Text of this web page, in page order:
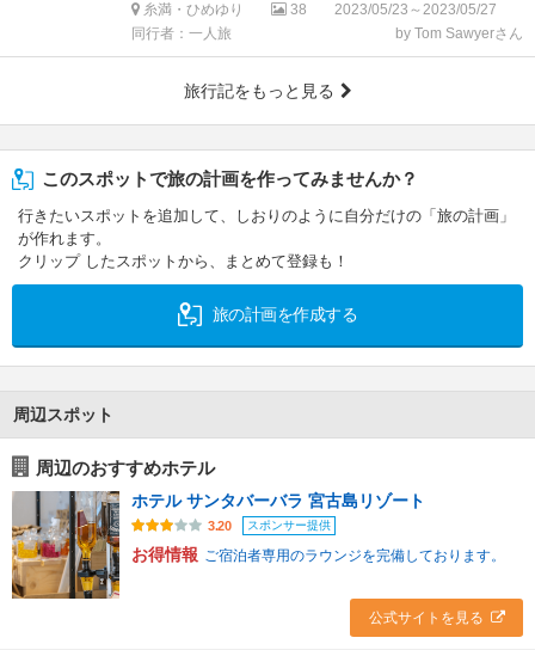
糸満・ひめゆり 38
2023/05/23～2023/05/27
同行者：一人旅
by Tom Sawyerさん
旅行記をもっと見る
このスポットで旅の計画を作ってみませんか？
行きたいスポットを追加して、しおりのように自分だけの「旅の計画」
が作れます。
クリップ したスポットから、まとめて登録も！
旅の計画を作成する
周辺スポット
周辺のおすすめホテル
ホテル サンタバーバラ 宮古島リゾート
3.20 スポンサー提供
お得情報 ご宿泊者専用のラウンジを完備しております。
公式サイトを見る